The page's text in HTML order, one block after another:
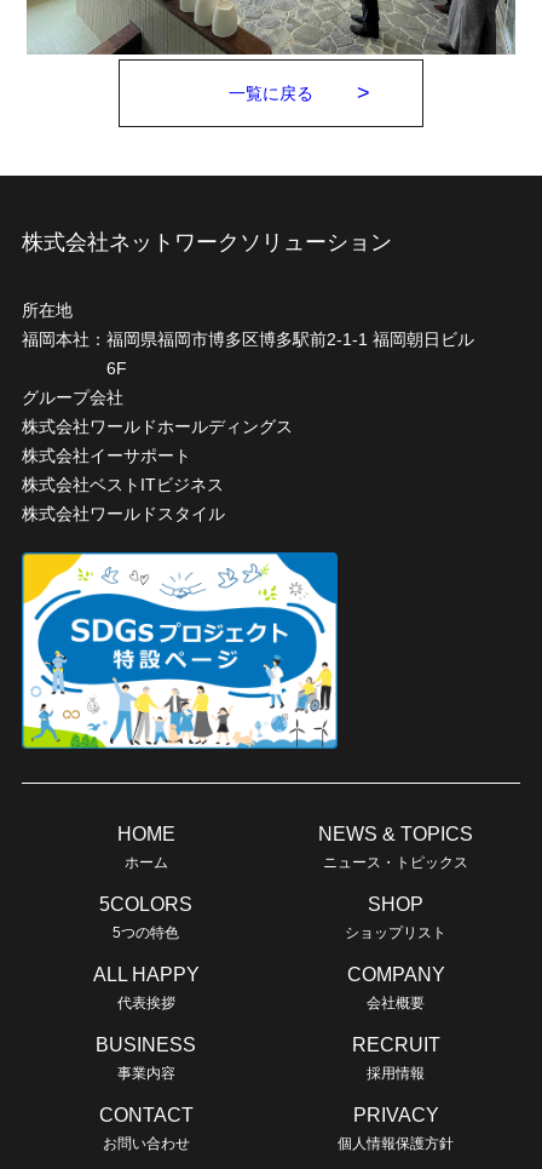
一覧に戻る
株式会社ネットワークソリューション
所在地
福岡本社： 福岡県福岡市博多区博多駅前2-1-1 福岡朝日ビル
6F
グループ会社
株式会社ワールドホールディングス
株式会社イーサポート
株式会社ベストITビジネス
株式会社ワールドスタイル
HOME
ホーム
NEWS & TOPICS
ニュース・トピックス
5COLORS
5つの特色
SHOP
ショップリスト
ALL HAPPY
代表挨拶
COMPANY
会社概要
BUSINESS
事業内容
RECRUIT
採用情報
CONTACT
お問い合わせ
PRIVACY
個人情報保護方針